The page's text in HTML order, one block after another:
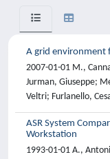
A grid
2007-01-01 M.,
Jurman, Giuseppe;
Veltri; Furlanello,
ASR System
Workstation
1993-01-01 A.,